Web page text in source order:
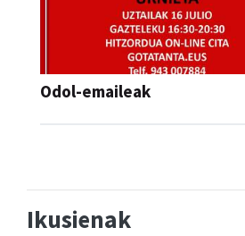
Odol-emaileak
Ikusienak